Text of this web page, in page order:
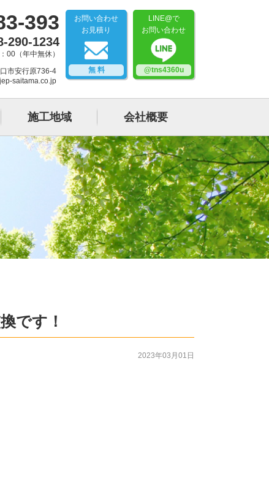
市安行原736-4
saitama.co.jp
LINE@で
お問い合わせ
@tns4360u
お問い合わせ
お見積り
無 料
393
290-1234
00（年中無休）
施工地域 会社概要
です！
2023年03月01日